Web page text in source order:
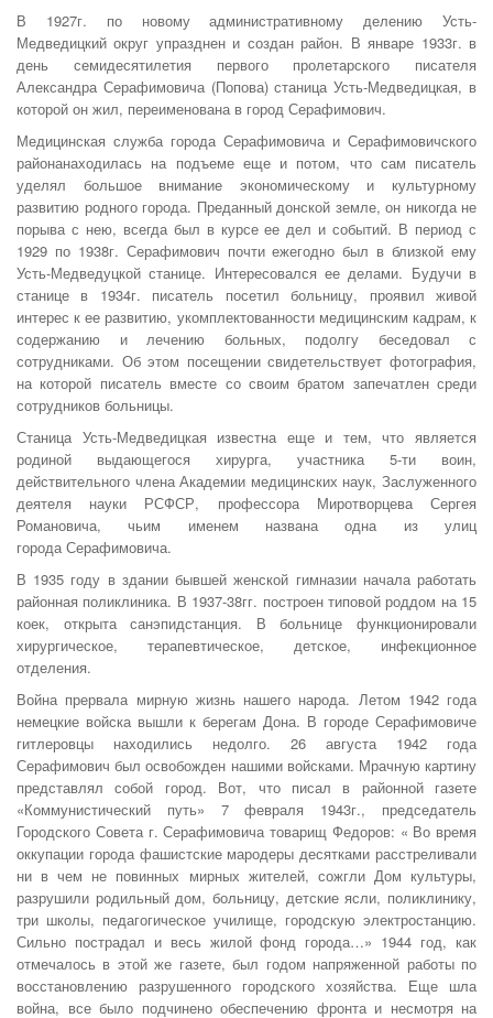
В 1927г. по новому административному делению Усть-
Медведицкий округ упразднен и создан район. В январе 1933г. в
день семидесятилетия первого пролетарского писателя
Александра Серафимовича (Попова) станица Усть-Медведицкая, в
которой он жил, переименована в город Серафимович.
Медицинская служба города Серафимовича и Серафимовичского
районанаходилась на подъеме еще и потом, что сам писатель
уделял большое внимание экономическому и культурному
развитию родного города. Преданный донской земле, он никогда не
порыва с нею, всегда был в курсе ее дел и событий. В период с
1929 по 1938г. Серафимович почти ежегодно был в близкой ему
Усть-Медведуцкой станице. Интересовался ее делами. Будучи в
станице в 1934г. писатель посетил больницу, проявил живой
интерес к ее развитию, укомплектованности медицинским кадрам, к
содержанию и лечению больных, подолгу беседовал с
сотрудниками. Об этом посещении свидетельствует фотография,
на которой писатель вместе со своим братом запечатлен среди
сотрудников больницы.
Станица Усть-Медведицкая известна еще и тем, что является
родиной выдающегося хирурга, участника 5-ти воин,
действительного члена Академии медицинских наук, Заслуженного
деятеля науки РСФСР, профессора Миротворцева Сергея
Романовича, чьим именем названа одна из улиц
города Серафимовича.
В 1935 году в здании бывшей женской гимназии начала работать
районная поликлиника. В 1937-38гг. построен типовой роддом на 15
коек, открыта санэпидстанция. В больнице функционировали
хирургическое, терапевтическое, детское, инфекционное
отделения.
Война прервала мирную жизнь нашего народа. Летом 1942 года
немецкие войска вышли к берегам Дона. В городе Серафимовиче
гитлеровцы находились недолго. 26 августа 1942 года
Серафимович был освобожден нашими войсками. Мрачную картину
представлял собой город. Вот, что писал в районной газете
«Коммунистический путь» 7 февраля 1943г., председатель
Городского Совета г. Серафимовича товарищ Федоров: « Во время
оккупации города фашистские мародеры десятками расстреливали
ни в чем не повинных мирных жителей, сожгли Дом культуры,
разрушили родильный дом, больницу, детские ясли, поликлинику,
три школы, педагогическое училище, городскую электростанцию.
Сильно пострадал и весь жилой фонд города…» 1944 год, как
отмечалось в этой же газете, был годом напряженной работы по
восстановлению разрушенного городского хозяйства. Еще шла
война, все было подчинено обеспечению фронта и несмотря на